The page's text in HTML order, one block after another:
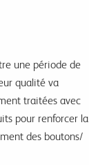
une période de
qualité va
traitées avec
pour renforcer la
des boutons/